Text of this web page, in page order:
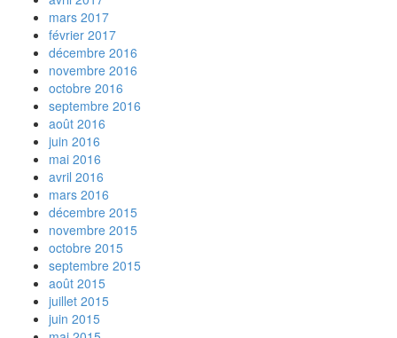
mars 2017
février 2017
décembre 2016
novembre 2016
octobre 2016
septembre 2016
août 2016
juin 2016
mai 2016
avril 2016
mars 2016
décembre 2015
novembre 2015
octobre 2015
septembre 2015
août 2015
juillet 2015
juin 2015